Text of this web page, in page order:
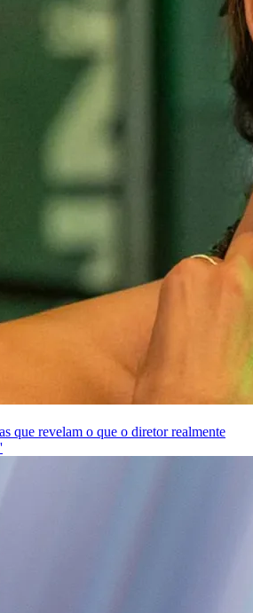
que revelam o que o diretor realmente